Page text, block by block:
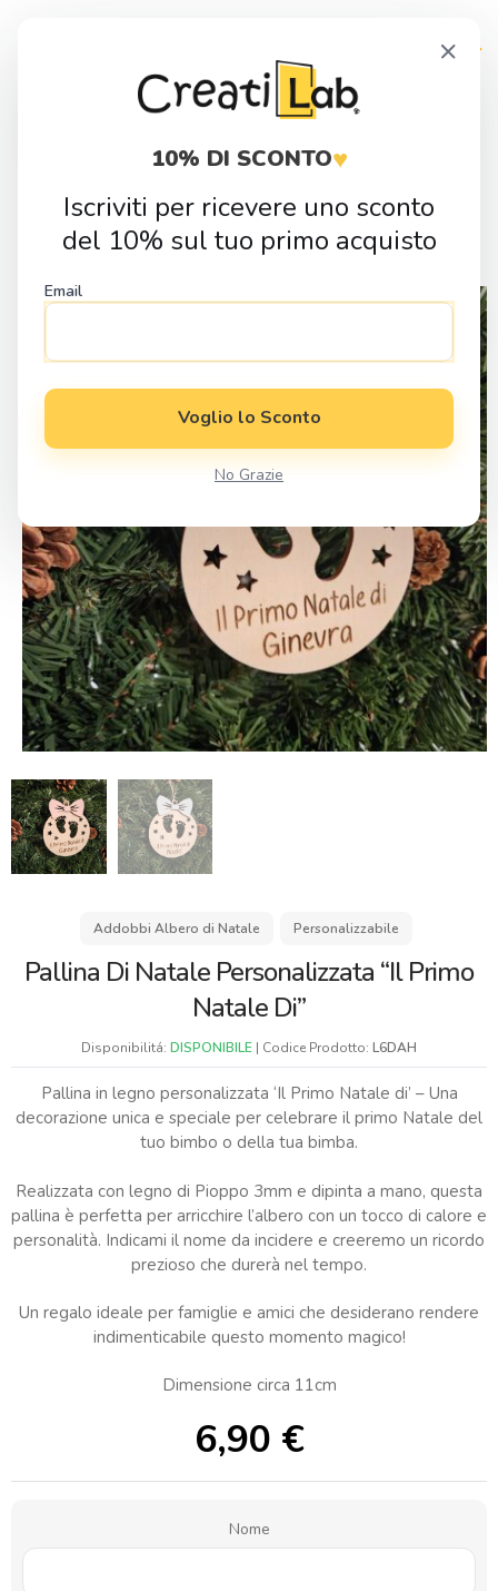
Home Idee Regalo Eventi e Festivita Regali di Natale
Pallina
di Natale Personalizzata “Il Primo Natale di”
Addobbi Albero di Natale Personalizzabile
Pallina Di Natale Personalizzata “Il Primo
Natale Di”
Disponibilitá: DISPONIBILE | Codice Prodotto: L6DAH
Pallina in legno personalizzata ‘Il Primo Natale di’ – Una
decorazione unica e speciale per celebrare il primo Natale del
tuo bimbo o della tua bimba.
Realizzata con legno di Pioppo 3mm e dipinta a mano, questa
pallina è perfetta per arricchire l’albero con un tocco di calore e
personalità. Indicami il nome da incidere e creeremo un ricordo
prezioso che durerà nel tempo.
Un regalo ideale per famiglie e amici che desiderano rendere
indimenticabile questo momento magico!
Dimensione circa 11cm
6,90 €
Nome
×
10% DI SCONTO♥
Iscriviti per ricevere uno sconto
del 10% sul tuo primo acquisto
Email
Voglio lo Sconto
No Grazie